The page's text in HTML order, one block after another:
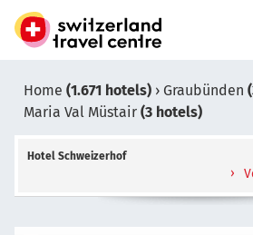
Home (1.671 hotels) › Graubünden
Maria Val Müstair (3 hotels)
Hotel Schweizerhof